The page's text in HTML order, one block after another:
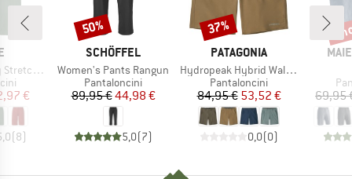
Shorts II
prodotti
ridotto
€
(8)
MARCHIO
SCHÖFFEL
Articolo
Women's Pants Rangun
Gruppo di prodotti
Pantaloncini
Prezzo
89,95 €Prezzo ridotto
44,98 €
5,0(7)
Sconto
50%
MARCHIO
PATAGONIA
Articolo
Hydropeak Hybrid Walk Shorts 18''
Gruppo di prodotti
Pantaloncini
Prezzo
84,95 €Prezzo ridotto
53,52 €
0,0(0)
Sconto
37%
69,95